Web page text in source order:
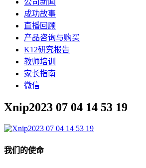
公司新闻
成功故事
直播回顾
产品咨询与购买
K12研究报告
教师培训
家长指南
微信
Xnip2023 07 04 14 53 19
我们的使命